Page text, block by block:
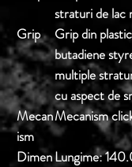
straturi de lac
Grip
Grip din
butadiene
multiple
cu aspect de
Mecan
ism
Mecanism
DimenLungime: